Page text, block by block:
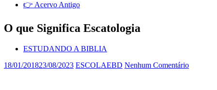
👉 Acervo Antigo
O que Significa Escatologia
ESTUDANDO A BIBLIA
18/01/201823/08/2023 ESCOLAEBD Nenhum Comentário